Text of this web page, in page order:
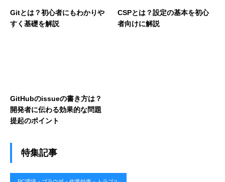
Gitとは？初心者にもわかりや
すく基礎を解説
CSPとは？設定の基本を初心
者向けに解説
GitHubのissueの書き方は？
開発者に伝わる効果的な問題
提起のポイント
特集記事